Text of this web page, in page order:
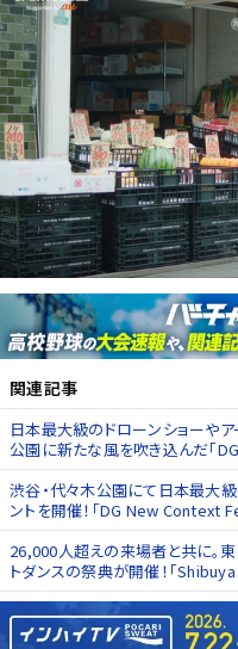
関連記事
日本最大級のドローンショーや
公園に新たな風を吹き込んだ「
渋谷・代々木公園にて日本最大
ントを開催！「DG New Context
26,000人超えの来場者と共に。
トダンスの祭典が開催！「